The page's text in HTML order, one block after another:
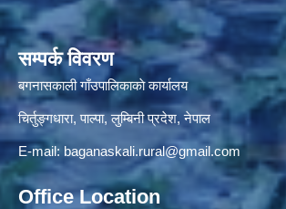
सम्पर्क विवरण
बगनासकाली गाँउपालिकाकाे कार्यालय
चिर्तुङ्गधारा, पाल्पा, लुम्बिनी प्रदेश, नेपाल
E-mail: baganaskali.rural@gmail.com
Office Location